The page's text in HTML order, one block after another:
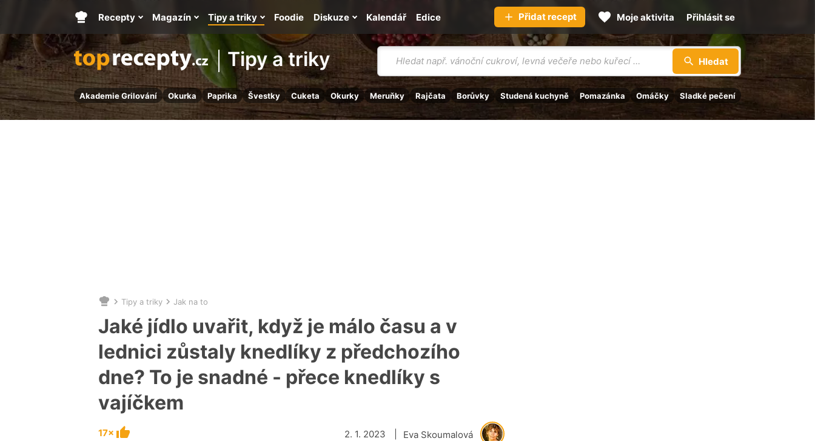
Tipy a triky
Vyhledávání
Hledat
Akademie Grilování Okurka Paprika Švestky Cuketa Okurky Meruňky Rajčata Borůvky Studená kuchyně Pomazánka Omáčky Sladké pečení
Hlavní
stránka
Recepty Magazín Tipy a triky Kalendář
Foodie Diskuze Edice Přidat recept Moje aktivita Přihlásit se
Nacházíte
se
zde:
Tipy a triky Jak na to
Jaké jídlo uvařit, když je málo času a v
lednici zůstaly knedlíky z předchozího
dne? To je snadné - přece knedlíky s
vajíčkem
17× Eva Skoumalová
2. 1. 2023